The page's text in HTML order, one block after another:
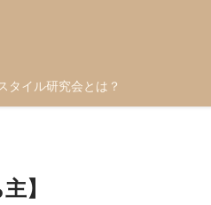
タイル研究会とは？
】